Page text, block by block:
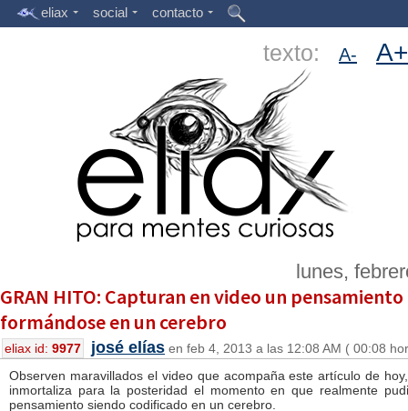
eliax social contacto
texto: A- A+
lunes,
GRAN HITO: Capturan en video un pensamiento
formándose en un cerebro
eliax id: 9977 josé elías en feb 4, 2013 a las 12:08 AM ( 00:08
Observen maravillados el video que acompaña este artículo de
inmortaliza para la posteridad el momento en que realmente
pensamiento siendo codificado en un cerebro.